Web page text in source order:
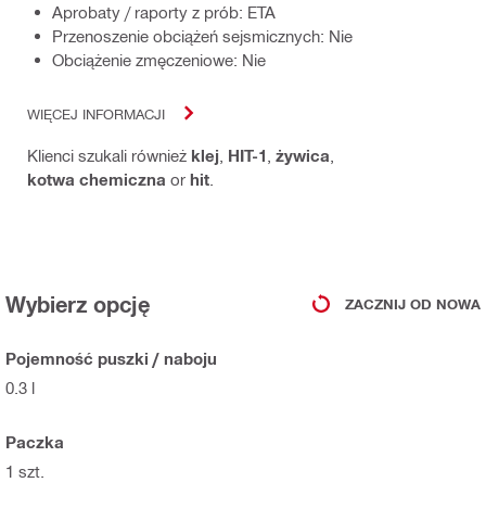
Aprobaty / raporty z prób: ETA
Przenoszenie obciążeń sejsmicznych: Nie
Obciążenie zmęczeniowe: Nie
WIĘCEJ INFORMACJI
Klienci szukali również klej HIT-1 żywica
kotwa chemiczna or hit
Wybierz opcję ZACZNIJ OD NOWA
Pojemność puszki / naboju
0.3 l
Paczka
1 szt.